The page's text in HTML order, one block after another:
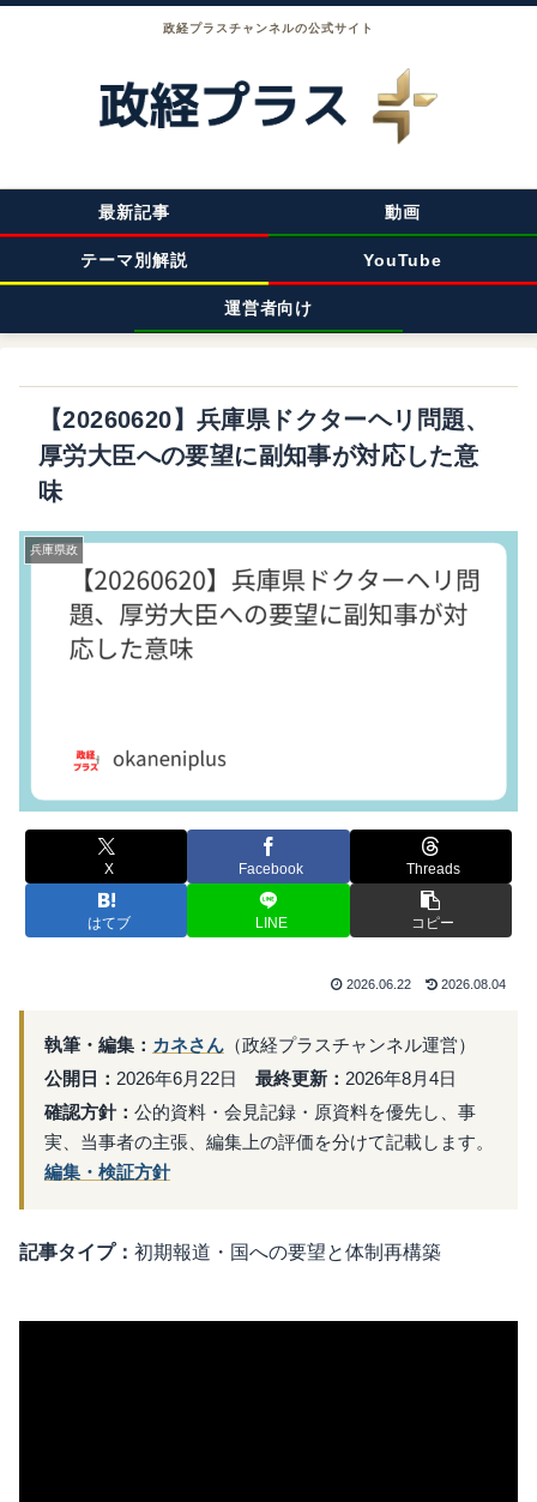
政経プラスチャンネルの公式サイト
最新記事 動画
テーマ別解説 YouTube
運営者向け
【20260620】兵庫県ドクターヘリ問題、
厚労大臣への要望に副知事が対応した意
味
兵庫県政
X Facebook Threads
はてブ LINE コピー
2026.06.22 2026.08.04
執筆・編集： カネさん（政経プラスチャンネル運営）
公開日： 2026年6月22日 最終更新： 2026年8月4日
確認方針： 公的資料・会見記録・原資料を優先し、事
実、当事者の主張、編集上の評価を分けて記載します。
編集・検証方針
記事タイプ： 初期報道・国への要望と体制再構築